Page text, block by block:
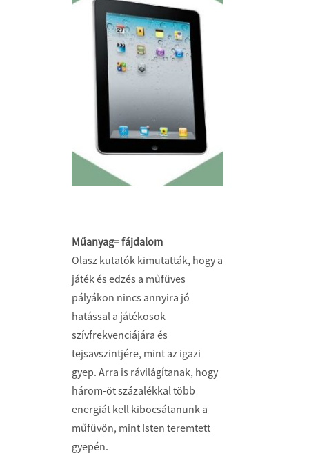
Műanyag= fájdalom
Olasz kutatók kimutatták, hogy a
játék és edzés a műfüves
pályákon nincs annyira jó
hatással a játékosok
szívfrekvenciájára és
tejsavszintjére, mint az igazi
gyep. Arra is rávilá­gítanak, hogy
három-öt százalékkal több
energiát kell kibocsátanunk a
műfüvön, mint Isten teremtett
gyepén.